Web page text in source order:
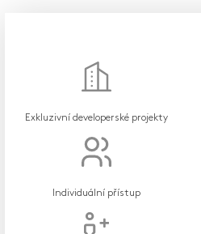
Exkluzivní developerské projekty
Individuální přístup